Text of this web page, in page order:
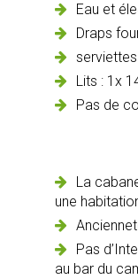
Eau et
Draps
Lits : 1x
Pas de
La
une
Pas
au bar du